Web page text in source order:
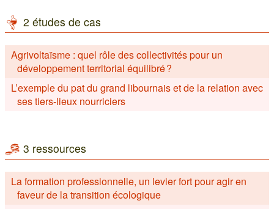
2 études de cas
Agrivoltaïsme : quel rôle des collectivités pour un
développement territorial équilibré ?
L’exemple du pat du grand libournais et de la relation avec
ses tiers-lieux nourriciers
3 ressources
La formation professionnelle, un levier fort pour agir en
faveur de la transition écologique